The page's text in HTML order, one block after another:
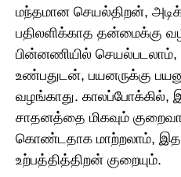
மந்தமான செயல்திறன்,
பதிலளிக்காத தன்மைக்கு
பின்னணியில் செயல்படலாம்,
உண்பதுடன், பயனருக்கு
வழங்காது. காலப்போக்கில்,
சாதனத்தை மிகவும்
கொண்டதாக மாற்றலாம்,
உற்பத்தித்திறன் குறையும்.